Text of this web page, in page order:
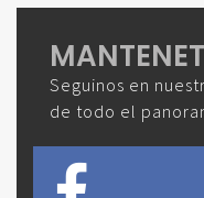
Seguinos en
de todo el